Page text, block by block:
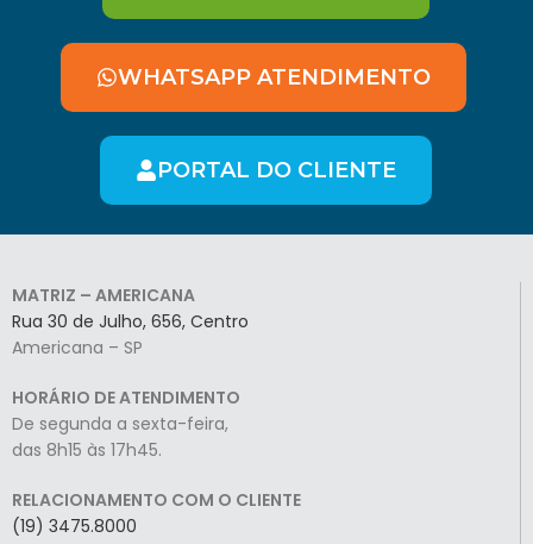
WHATSAPP ATENDIMENTO
PORTAL DO CLIENTE
MATRIZ – AMERICANA
Rua 30 de Julho, 656, Centro
Americana – SP
HORÁRIO DE ATENDIMENTO
De segunda a sexta-feira,
das 8h15 às 17h45.
RELACIONAMENTO COM O CLIENTE
(19) 3475.8000